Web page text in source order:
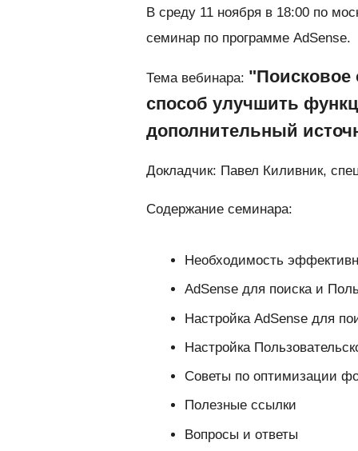
В среду 11 ноября в 18:00 по
семинар по программе AdSense.
Тема вебинара: "Поисковое
способ улучшить
дополнительный
Докладчик: Павел Киливник,
Содержание семинара:
Необходимость
AdSense для поиска и
Настройка AdSense для
Настройка
Советы по оптимизации
Полезные ссылки
Вопросы и ответы